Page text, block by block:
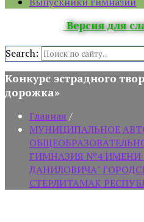
Версия для
Search:
Конкурс эстрадного
дорожка»
Главная /
МУНИЦИПАЛЬНОЕ
ГИМНАЗИЯ №4 ИМЕНИ
ДАНИЛОВИЧА"
СТЕРЛИТАМАК